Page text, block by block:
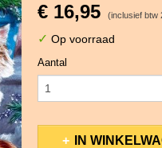
€ 16,95 (inclusief btw
✓ Op voorraad
Aantal
IN